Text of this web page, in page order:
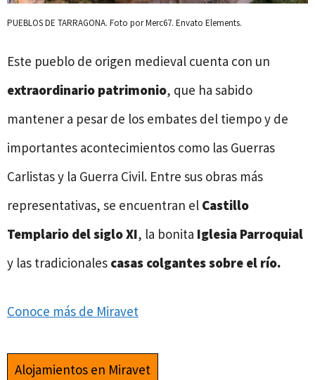
PUEBLOS DE TARRAGONA. Foto por Merc67. Envato Elements.
Este pueblo de origen medieval cuenta con un
extraordinario patrimonio, que ha sabido
mantener a pesar de los embates del tiempo y de
importantes acontecimientos como las Guerras
Carlistas y la Guerra Civil. Entre sus obras más
representativas, se encuentran el Castillo
Templario del siglo XI, la bonita Iglesia Parroquial
y las tradicionales casas colgantes sobre el río.
Conoce más de Miravet
Alojamientos en Miravet